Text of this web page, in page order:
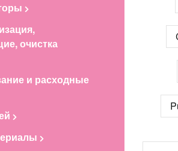
очистка
и расходные